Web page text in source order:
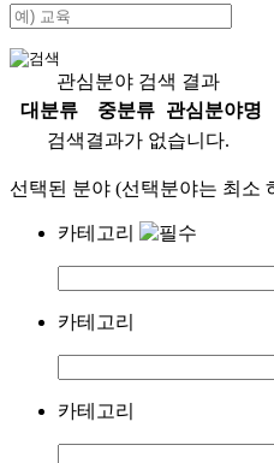
관심분야 검색 결과
대분류
중분류
관심분야명
검색결과가 없습니다.
선택된 분야 (선택분야는 최소
카테고리
카테고리
카테고리